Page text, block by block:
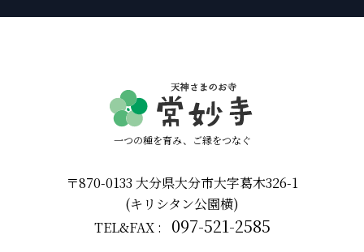
一つの種を育み、ご縁をつなぐ
〒870-0133 大分県大分市大字葛木326-1
(キリシタン公園横)
TEL&FAX :
097-521-2585